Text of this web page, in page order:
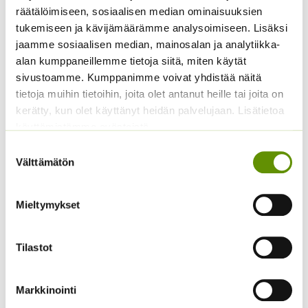
räätälöimiseen, sosiaalisen median ominaisuuksien
tukemiseen ja kävijämäärämme analysoimiseen. Lisäksi
jaamme sosiaalisen median, mainosalan ja analytiikka-
alan kumppaneillemme tietoja siitä, miten käytät
sivustoamme. Kumppanimme voivat yhdistää näitä
tietoja muihin tietoihin, joita olet antanut heille tai joita on
kerätty, kun olet käyttänyt heidän palvelujaan. Lisätietoa
valinta
Välttämätön
Mieltymykset
Tilastot
Markkinointi
Kääpiöauringonkukka
Pacino Gold
Kiinanasteri Matador
3,80 € Sisältää arvonlisäveron
Kukontöyhtö New Look
Sisältää arvonlisäveron